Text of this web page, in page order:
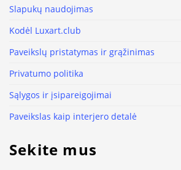
Slapukų naudojimas
Kodėl Luxart.club
Paveikslų pristatymas ir grąžinimas
Privatumo politika
Sąlygos ir įsipareigojimai
Paveikslas kaip interjero detalė
Sekite mus